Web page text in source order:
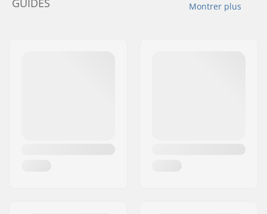
Montrer plus
GUIDES